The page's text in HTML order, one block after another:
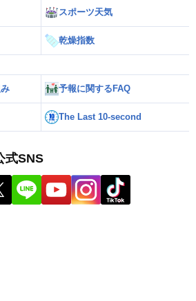
スポーツ天気
乾燥指数
予報に関するFAQ
The Last 10-second
式SNS